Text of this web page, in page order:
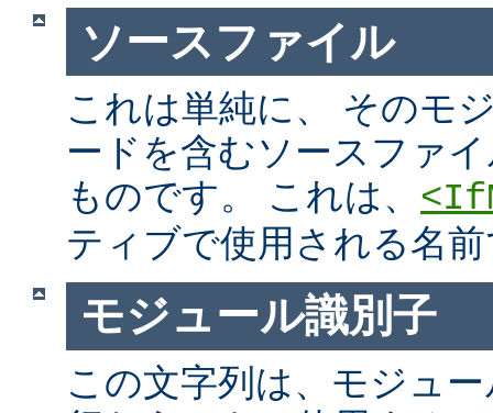
ソースファイル
これは単純に、 そのモ
ードを含むソースファ
ものです。 これは、
ティブで使用される名
モジュール識別子
この文字列は、モジュ